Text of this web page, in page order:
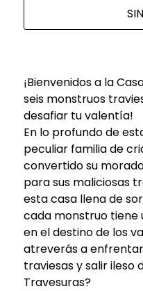
¡Bienvenidos a la
seis monstruos
desafiar tu valentía!
En lo profundo de
peculiar familia de
convertido su
para sus maliciosas
esta casa llena de
cada monstruo tiene
en el destino de los
atreverás a
traviesas y salir ileso
Travesuras?